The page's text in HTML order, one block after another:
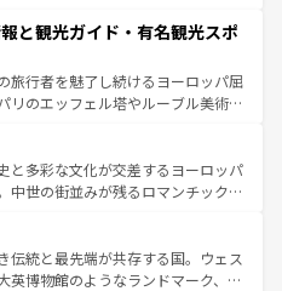
で、忘れられない旅をしてみよう！
報は
は、情熱的なフラメンコ、熱気あふ
しいタパスが生活の一部となってい
洗練された雰囲気や、バルセロナの
ら、地方では古代ローマ遺跡や中世
土や気候が異なるスペインはその個
性で訪れる人を魅了する。 なお、新着のスペイン情報は コ
てほしい。
と観光ガイド・有名観光スポ
旅行者を魅了し続けるヨーロッパ屈
リのエッフェル塔やルーブル美術館
っている。華麗な宮殿、歴史的な大
そして豊かな自然が、訪れる者を心
フランスは美食の国としても知ら
祥地であるランス、プロヴァンスの
など、多彩な楽しみ方が可能だ。さ
にも魅力が溢れており、どの街角に
と多彩な文化が交差するヨーロッパ
中世の街並みが残るロマンチック街
こを歩いても飽きることがない。ベ
バイエルン州のアルプスの絶景、そ
イン畑といった風景は必見。ビール
伝統と最先端が共存する国。ウェス
英博物館のようなランドマーク、歴